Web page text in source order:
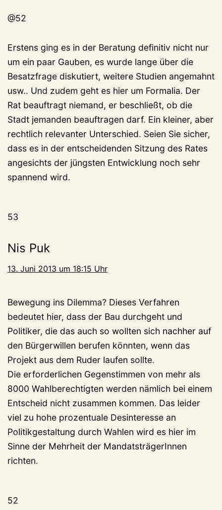
@52
Erstens ging es in der Beratung definitiv nicht nur
um ein paar Gauben, es wurde lange über die
Besatzfrage diskutiert, weitere Studien angemahnt
usw.. Und zudem geht es hier um Formalia. Der
Rat beauftragt niemand, er beschließt, ob die
Stadt jemanden beauftragen darf. Ein kleiner, aber
rechtlich relevanter Unterschied. Seien Sie sicher,
dass es in der entscheidenden Sitzung des Rates
angesichts der jüngsten Entwicklung noch sehr
spannend wird.
53
Nis Puk
13. Juni 2013 um 18:15 Uhr
Bewegung ins Dilemma? Dieses Verfahren
bedeutet hier, dass der Bau durchgeht und
Politiker, die das auch so wollten sich nachher auf
den Bürgerwillen berufen könnten, wenn das
Projekt aus dem Ruder laufen sollte.
Die erforderlichen Gegenstimmen von mehr als
8000 Wahlberechtigten werden nämlich bei einem
Entscheid nicht zusammen kommen. Das leider
viel zu hohe prozentuale Desinteresse an
Politikgestaltung durch Wahlen wird es hier im
Sinne der Mehrheit der MandatsträgerInnen
richten.
52